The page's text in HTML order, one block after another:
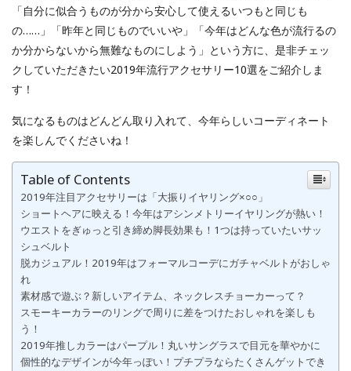
「自分に似合うものが分から安心して使えるいつもと同じも
の……」「昨年と同じものでいいや」「今年はどんな色が流行るの
か分からないから無難なものにしよう」という方に、是非チェッ
クしていただきたい2019年流行アクセサリー10選をご紹介しま
す！
気になるものはどんどん取り入れて、今年らしいコーディネート
を楽しんでくださいね！
Table of Contents
2019年注目アクセサリーは「大振りイヤリング×○○」
ショートヘアに映える！今年はアシンメトリーイヤリングが熱い！
ウエストをぎゅっと引き締め脚長効果も！1つは持っていたいサッ
シュベルト
脱カジュアル！2019年はフォーマルコーデにガチャベルトがおしゃ
れ
素材感で遊ぶ？新しいアイテム、ネックレスチョーカーって？
スモーキーカラーのリングで周りに差をつけたおしゃれを楽しも
う！
2019年推しカラーはパープル！丸いサングラスで目元を華やかに
個性的なデザインが今年っぽい！プチプラならたくさんゲットでき